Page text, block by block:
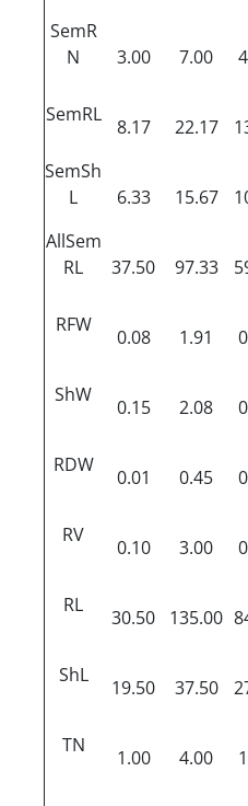
SemR
N
3.00 7.00
SemRL
8.17 22.17
SemSh
L
6.33 15.67
AllSem
RL
37.50 97.33
RFW
0.08 1.91
ShW
0.15 2.08
RDW
0.01 0.45
RV
0.10 3.00
RL
30.50 135.00
ShL
19.50 37.50
TN
1.00 4.00